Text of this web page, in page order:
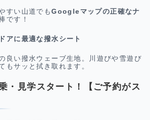
すい山道でもGoogleマップの正確なナ
です！
アに最適な撥水シート
良い撥水ウェーブ生地。川遊びや雪遊び
もサッと拭き取れます。
・見学スタート！
【ご予約がス